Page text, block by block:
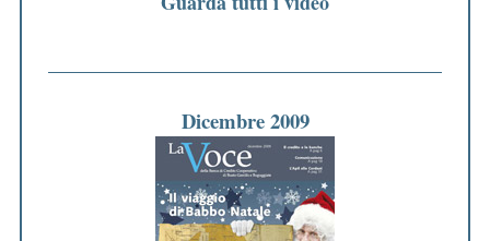
Dicembre 2009